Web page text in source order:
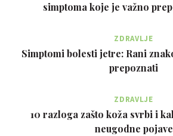
simptoma koje je važno
ZDRAVLJE
Simptomi bolesti jetre: Rani
prepoznati
ZDRAVLJE
10 razloga zašto koža svrbi i
neugodne pojave